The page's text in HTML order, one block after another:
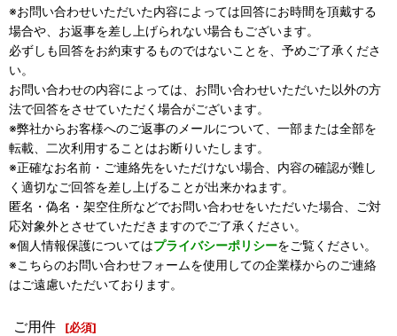
※お問い合わせいただいた内容によっては回答にお時間を頂戴する
場合や、お返事を差し上げられない場合もございます。
必ずしも回答をお約束するものではないことを、予めご了承くださ
い。
お問い合わせの内容によっては、お問い合わせいただいた以外の方
法で回答をさせていただく場合がございます。
※弊社からお客様へのご返事のメールについて、一部または全部を
転載、二次利用することはお断りいたします。
※正確なお名前・ご連絡先をいただけない場合、内容の確認が難し
く適切なご回答を差し上げることが出来かねます。
匿名・偽名・架空住所などでお問い合わせをいただいた場合、ご対
応対象外とさせていただきますのでご了承ください。
※個人情報保護についてはプライバシーポリシーをご覧ください。
※こちらのお問い合わせフォームを使用しての企業様からのご連絡
はご遠慮いただいております。
ご用件 [必須]